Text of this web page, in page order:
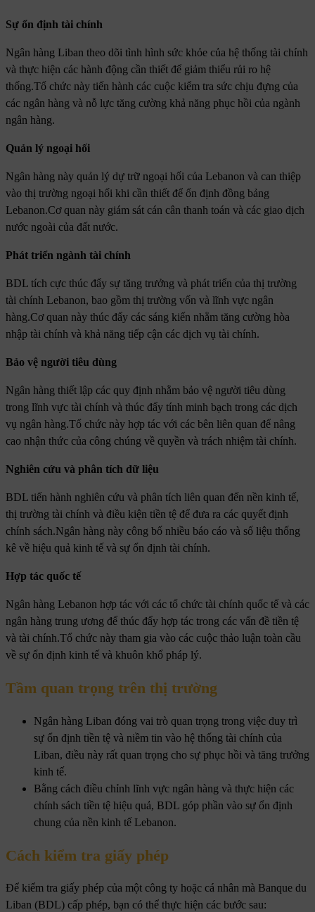
Sự ổn định tài chính
Ngân hàng Liban theo dõi tình hình sức khỏe của hệ thống tài chính
và thực hiện các hành động cần thiết để giảm thiểu rủi ro hệ
thống.Tổ chức này tiến hành các cuộc kiểm tra sức chịu đựng của
các ngân hàng và nỗ lực tăng cường khả năng phục hồi của ngành
ngân hàng.
Quản lý ngoại hối
Ngân hàng này quản lý dự trữ ngoại hối của Lebanon và can thiệp
vào thị trường ngoại hối khi cần thiết để ổn định đồng bảng
Lebanon.Cơ quan này giám sát cán cân thanh toán và các giao dịch
nước ngoài của đất nước.
Phát triển ngành tài chính
BDL tích cực thúc đẩy sự tăng trưởng và phát triển của thị trường
tài chính Lebanon, bao gồm thị trường vốn và lĩnh vực ngân
hàng.Cơ quan này thúc đẩy các sáng kiến ​​nhằm tăng cường hòa
nhập tài chính và khả năng tiếp cận các dịch vụ tài chính.
Bảo vệ người tiêu dùng
Ngân hàng thiết lập các quy định nhằm bảo vệ người tiêu dùng
trong lĩnh vực tài chính và thúc đẩy tính minh bạch trong các dịch
vụ ngân hàng.Tổ chức này hợp tác với các bên liên quan để nâng
cao nhận thức của công chúng về quyền và trách nhiệm tài chính.
Nghiên cứu và phân tích dữ liệu
BDL tiến hành nghiên cứu và phân tích liên quan đến nền kinh tế,
thị trường tài chính và điều kiện tiền tệ để đưa ra các quyết định
chính sách.Ngân hàng này công bố nhiều báo cáo và số liệu thống
kê về hiệu quả kinh tế và sự ổn định tài chính.
Hợp tác quốc tế
Ngân hàng Lebanon hợp tác với các tổ chức tài chính quốc tế và các
ngân hàng trung ương để thúc đẩy hợp tác trong các vấn đề tiền tệ
và tài chính.Tổ chức này tham gia vào các cuộc thảo luận toàn cầu
về sự ổn định kinh tế và khuôn khổ pháp lý.
Tầm quan trọng trên thị trường
Ngân hàng Liban đóng vai trò quan trọng trong việc duy trì
sự ổn định tiền tệ và niềm tin vào hệ thống tài chính của
Liban, điều này rất quan trọng cho sự phục hồi và tăng trưởng
kinh tế.
Bằng cách điều chỉnh lĩnh vực ngân hàng và thực hiện các
chính sách tiền tệ hiệu quả, BDL góp phần vào sự ổn định
chung của nền kinh tế Lebanon.
Cách kiểm tra giấy phép
Để kiểm tra giấy phép của một công ty hoặc cá nhân mà Banque du
Liban (BDL) cấp phép, bạn có thể thực hiện các bước sau: